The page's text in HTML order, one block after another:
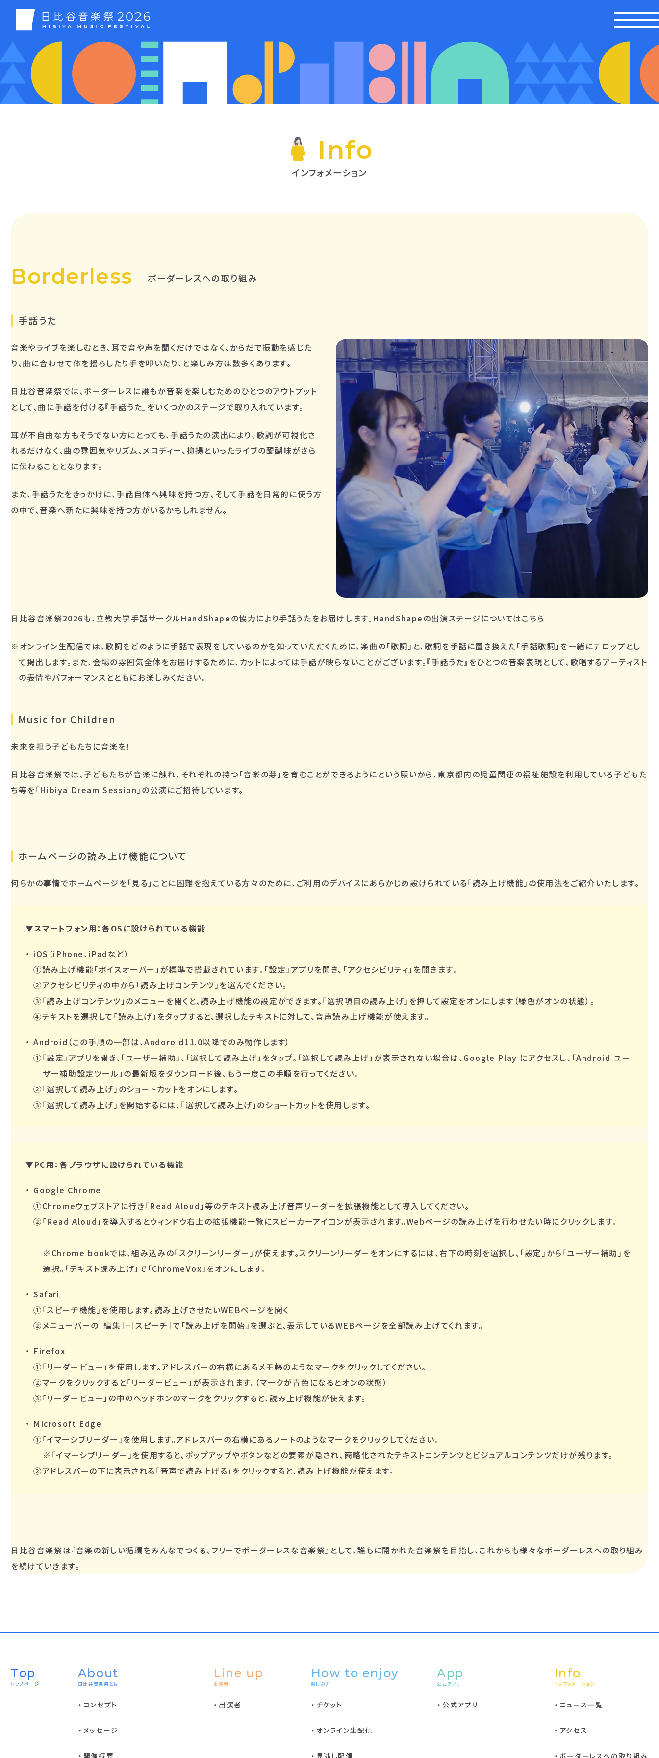
Info
インフォメーション
Borderless ボーダーレスへの取り組み
手話うた
音楽やライブを楽しむとき、耳で音や声を聞くだけではなく、からだで振動を感じた
り、曲に合わせて体を揺らしたり手を叩いたり、と楽しみ方は数多くあります。
日比谷音楽祭では、ボーダーレスに誰もが音楽を楽しむためのひとつのアウトプット
として、曲に手話を付ける『手話うた』をいくつかのステージで取り入れています。
耳が不自由な方もそうでない方にとっても、手話うたの演出により、歌詞が可視化さ
れるだけなく、曲の雰囲気やリズム、メロディー、抑揚といったライブの醍醐味がさら
に伝わることとなります。
また、手話うたをきっかけに、手話自体へ興味を持つ方、そして手話を日常的に使う方
の中で、音楽へ新たに興味を持つ方がいるかもしれません。
日比谷音楽祭2026も、立教大学手話サークルHandShapeの協力により手話うたをお届けします。HandShapeの出演ステージについてはこちら
※オンライン生配信では、歌詞をどのように手話で表現をしているのかを知っていただくために、楽曲の「歌詞」と、歌詞を手話に置き換えた「手話歌詞」を一緒にテロップとし
て掲出します。また、会場の雰囲気全体をお届けするために、カットによっては手話が映らないことがございます。『手話うた』をひとつの音楽表現として、歌唱するアーティスト
の表情やパフォーマンスとともにお楽しみください。
Music for Children
未来を担う子どもたちに音楽を！
日比谷音楽祭では、子どもたちが音楽に触れ、それぞれの持つ「音楽の芽」を育むことができるようにという願いから、東京都内の児童関連の福祉施設を利用している子どもた
ち等を「Hibiya Dream Session」の公演にご招待しています。
ホームページの読み上げ機能について
何らかの事情でホームページを「見る」ことに困難を抱えている方々のために、ご利用のデバイスにあらかじめ設けられている「読み上げ機能」の使用法をご紹介いたします。
▼スマートフォン用：各OSに設けられている機能
iOS（iPhone、iPadなど）
①読み上げ機能「ボイスオーバー」が標準で搭載されています。「設定」アプリを開き、「アクセシビリティ」を開きます。
②アクセシビリティの中から「読み上げコンテンツ」を選んでください。
③「読み上げコンテンツ」のメニューを開くと、読み上げ機能の設定ができます。「選択項目の読み上げ」を押して設定をオンにします（緑色がオンの状態）。
④テキストを選択して「読み上げ」をタップすると、選択したテキストに対して、音声読み上げ機能が使えます。
Android（この手順の一部は、Andoroid11.0以降でのみ動作します）
①「設定」アプリを開き、「ユーザー補助」、「選択して読み上げ」をタップ。「選択して読み上げ」が表示されない場合は、Google Play にアクセスし、「Android ユー
ザー補助設定ツール」の最新版をダウンロード後、もう一度この手順を行ってください。
②「選択して読み上げ」のショートカットをオンにします。
③「選択して読み上げ」を開始するには、「選択して読み上げ」のショートカットを使用します。
▼PC用：各ブラウザに設けられている機能
Google Chrome
①Chromeウェブストアに行き「Read Aloud」等のテキスト読み上げ音声リーダーを拡張機能として導入してください。
②「Read Aloud」を導入するとウィンドウ右上の拡張機能一覧にスピーカーアイコンが表示されます。Webページの読み上げを行わせたい時にクリックします。
※Chrome bookでは、組み込みの「スクリーンリーダー」が使えます。スクリーンリーダーをオンにするには、右下の時刻を選択し、「設定」から「ユーザー補助」を
選択。「テキスト読み上げ」で「ChromeVox」をオンにします。
Safari
①「スピーチ機能」を使用します。読み上げさせたいWEBページを開く
②メニューバーの［編集］−［スピーチ］で「読み上げを開始」を選ぶと、表示しているWEBページを全部読み上げてくれます。
Firefox
①「リーダービュー」を使用します。アドレスバーの右横にあるメモ帳のようなマークをクリックしてください。
②マークをクリックすると「リーダービュー」が表示されます。（マークが青色になるとオンの状態）
③「リーダービュー」の中のヘッドホンのマークをクリックすると、読み上げ機能が使えます。
Microsoft Edge
①「イマーシブリーダー」を使用します。アドレスバーの右横にあるノートのようなマークをクリックしてください。
※「イマーシブリーダー」を使用すると、ポップアップやボタンなどの要素が隠され、簡略化されたテキストコンテンツとビジュアルコンテンツだけが残ります。
②アドレスバーの下に表示される「音声で読み上げる」をクリックすると、読み上げ機能が使えます。
⽇⽐⾕⾳楽祭は『⾳楽の新しい循環をみんなでつくる、フリーでボーダーレスな⾳楽祭』として、誰もに開かれた音楽祭を⽬指し、これからも様々なボーダーレスへの取り組み
を続けていきます。
Top
トップページ
About
日比谷音楽祭とは
コンセプト
メッセージ
開催概要
Line up
出演者
出演者
How to enjoy
楽しみ方
チケット
オンライン生配信
見逃し配信
App
公式アプリ
公式アプリ
Info
インフォメーション
ニュース一覧
アクセス
ボーダーレスへの取り組み